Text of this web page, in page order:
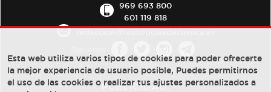
969 693 800
601 119 818
PUBLICIDAD:
Esta web utiliza varios tipos de cookies para poder ofrecerte
la mejor experiencia de usuario posible, Puedes permitirnos
el uso de las cookies o realizar tus ajustes personalizados a